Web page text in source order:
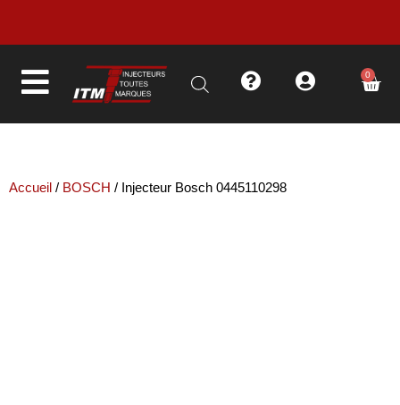
LIVRAISON EN MOINS DE 48H 0
Accueil / BOSCH / Injecteur Bosch 0445110298